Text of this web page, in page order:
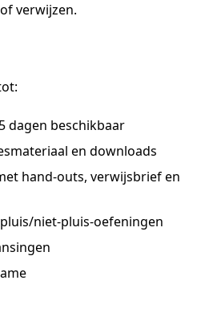
verwijzen.
dagen beschikbaar
en downloads
hand-outs, verwijsbrief en
niet-pluis-oefeningen